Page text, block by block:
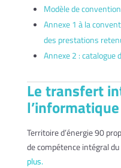
Modèle de
Annexe 1 à la
des prestations
Annexe 2 :
Le transfert
l’informatique
Territoire d’énergie 90
de compétence intégral
plus.